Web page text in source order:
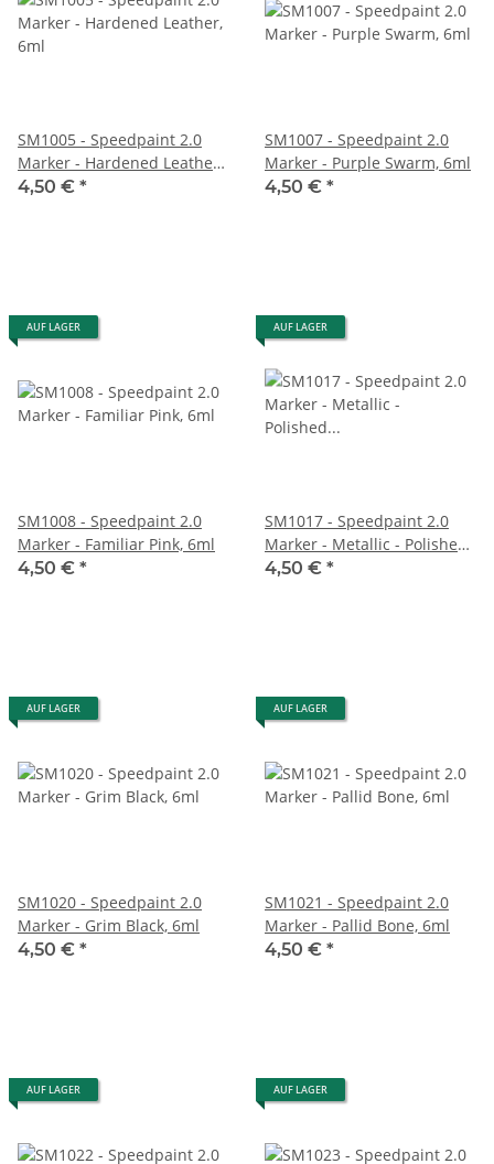
SM1005 - Speedpaint 2.0
Marker - Hardened Leather,
6ml
4,50 € *
SM1007 - Speedpaint 2.0
Marker - Purple Swarm, 6ml
4,50 € *
AUF LAGER
SM1008 - Speedpaint 2.0
Marker - Familiar Pink, 6ml
4,50 € *
AUF LAGER
SM1017 - Speedpaint 2.0
Marker - Metallic - Polished
Silver, 6ml
4,50 € *
AUF LAGER
SM1020 - Speedpaint 2.0
Marker - Grim Black, 6ml
4,50 € *
AUF LAGER
SM1021 - Speedpaint 2.0
Marker - Pallid Bone, 6ml
4,50 € *
AUF LAGER AUF LAGER